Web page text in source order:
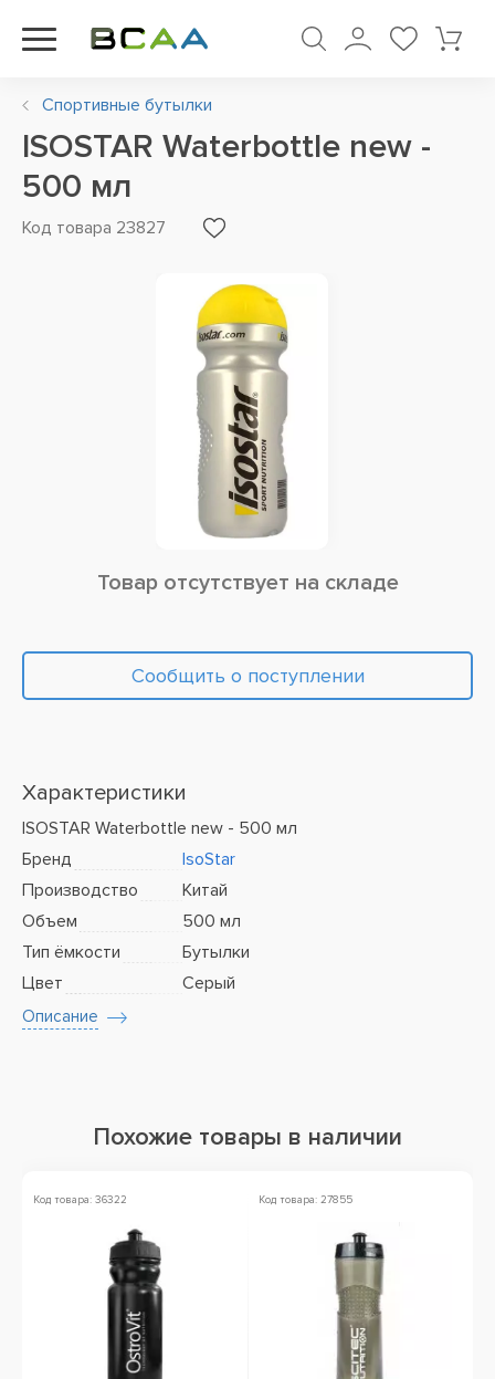
Спортивные бутылки
ISOSTAR Waterbottle new -
500 мл
Код товара 23827
Товар отсутствует на складе
Сообщить о поступлении
Характеристики
ISOSTAR Waterbottle new - 500 мл
Бренд
IsoStar
Производство
Китай
Объем
500 мл
Тип ёмкости
Бутылки
Цвет
Серый
Описание
Похожие товары в наличии
Код товара: 36322 Код товара: 27855